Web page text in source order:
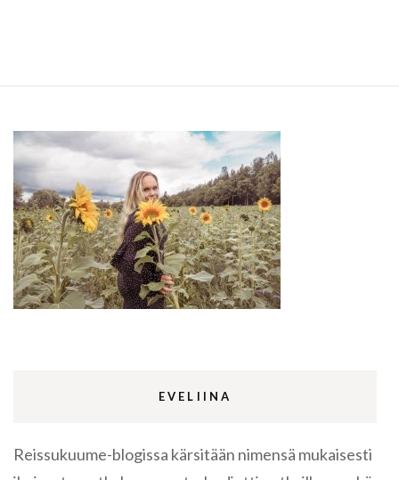
EVELIINA
Reissukuume-blogissa kärsitään nimensä mukaisesti